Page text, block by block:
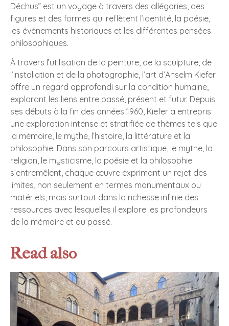
Déchus” est un voyage à travers des allégories, des
figures et des formes qui reflètent l’identité, la poésie,
les événements historiques et les différentes pensées
philosophiques.
À travers l’utilisation de la peinture, de la sculpture, de
l’installation et de la photographie, l’art d’Anselm Kiefer
offre un regard approfondi sur la condition humaine,
explorant les liens entre passé, présent et futur. Depuis
ses débuts à la fin des années 1960, Kiefer a entrepris
une exploration intense et stratifiée de thèmes tels que
la mémoire, le mythe, l’histoire, la littérature et la
philosophie. Dans son parcours artistique, le mythe, la
religion, le mysticisme, la poésie et la philosophie
s’entremêlent, chaque œuvre exprimant un rejet des
limites, non seulement en termes monumentaux ou
matériels, mais surtout dans la richesse infinie des
ressources avec lesquelles il explore les profondeurs
de la mémoire et du passé.
Read also